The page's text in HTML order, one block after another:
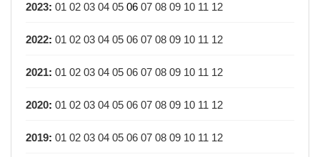
2023: 01 02 03 04 05 06 07 08 09 10 11 12
2022: 01 02 03 04 05 06 07 08 09 10 11 12
2021: 01 02 03 04 05 06 07 08 09 10 11 12
2020: 01 02 03 04 05 06 07 08 09 10 11 12
2019: 01 02 03 04 05 06 07 08 09 10 11 12